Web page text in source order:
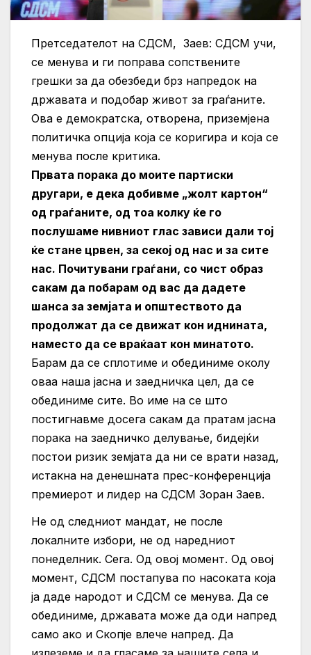
Претседателот на СДСМ, Заев: СДСМ учи,
се менува и ги поправа сопствените
грешки за да обезбеди брз напредок на
државата и подобар живот за граѓаните.
Ова е демократска, отворена, приземјена
политичка опција која се коригира и која се
менува после критика.
Првата порака до моите партиски
другари, е дека добивме „жолт картон“
од граѓаните, од тоа колку ќе го
послушаме нивниот глас зависи дали тој
ќе стане црвен, за секој од нас и за сите
нас. Почитувани граѓани, со чист образ
сакам да побарам од вас да дадете
шанса за земјата и општеството да
продолжат да се движат кон иднината,
наместо да се враќаат кон минатото.
Барам да се сплотиме и обединиме околу
оваа наша јасна и заедничка цел, да се
обединиме сите. Во име на се што
постигнавме досега сакам да пратам јасна
порака на заедничко делување, бидејќи
постои ризик земјата да ни се врати назад,
истакна на денешната прес-конференција
премиерот и лидер на СДСМ Зоран Заев.
Не од следниот мандат, не после
локалните избори, не од наредниот
понеделник. Сега. Од овој момент. Од овој
момент, СДСМ постапува по насоката која
ја даде народот и СДСМ се менува. Да се
обединиме, државата може да оди напред
само ако и Скопје влече напред. Да